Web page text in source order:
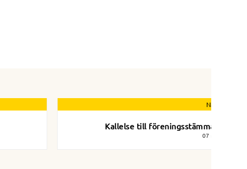
Nästa nyhet
Kallelse till föreningsstämma 2024
07 maj 2024